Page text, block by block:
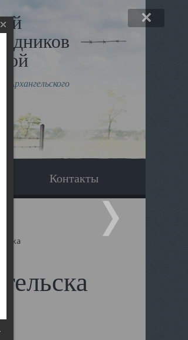
Контакты